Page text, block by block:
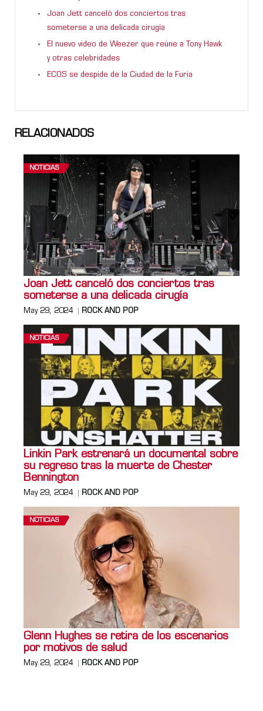
Joan Jett canceló dos conciertos tras
someterse a una delicada cirugía
El nuevo video de Weezer que reúne a Tony Hawk
y otras celebridades
ECOS se despide de la Ciudad de la Furia
RELACIONADOS
NOTICIAS
Joan Jett canceló dos conciertos tras
someterse a una delicada cirugía
May 29, 2024 ROCK AND POP
NOTICIAS
Linkin Park estrenará un documental sobre
su regreso tras la muerte de Chester
Bennington
May 29, 2024 ROCK AND POP
NOTICIAS
Glenn Hughes se retira de los escenarios
por motivos de salud
May 29, 2024 ROCK AND POP